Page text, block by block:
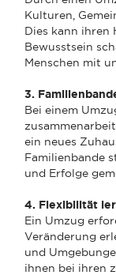
Kulturen,
Dies kann
Bewusstsein
Menschen mit
3.
Bei einem
ein neues
Familienbande
und Erfolge
4. Flexibilität
Ein Umzug
Veränderung
und
ihnen bei ihren